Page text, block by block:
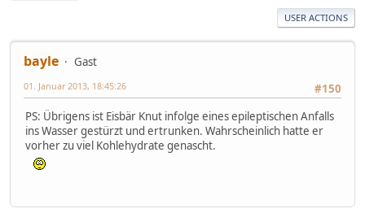
USER ACTIONS
bayle
Gast
#150
01. Januar 2013, 18:45:26
PS: Übrigens ist Eisbär Knut infolge eines epileptischen Anfalls
ins Wasser gestürzt und ertrunken. Wahrscheinlich hatte er
vorher zu viel Kohlehydrate genascht.